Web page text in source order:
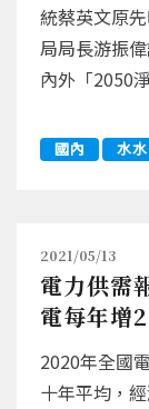
統蔡英文原
局局長游振
內外「2050
國內 水
2021/05/13
電力供需
電每年增
2020年全國
十年平均，